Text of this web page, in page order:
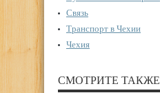
Связь
Транспорт в Чехии
Чехия
СМОТРИТЕ ТАКЖЕ